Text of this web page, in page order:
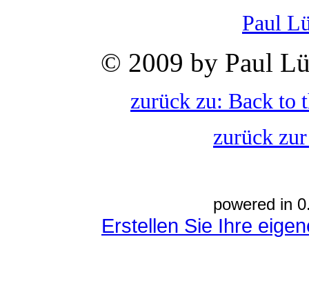
Paul
© 2009 by Paul
zurück zu: Back to
zurück
powered in
Erstellen Sie Ihre